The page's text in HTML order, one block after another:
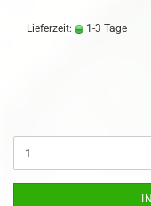
Lieferzeit: 1-3 Tage